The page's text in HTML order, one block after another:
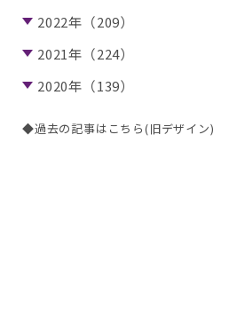
2022年（209）
2021年（224）
2020年（139）
◆過去の記事はこちら(旧デザイン)